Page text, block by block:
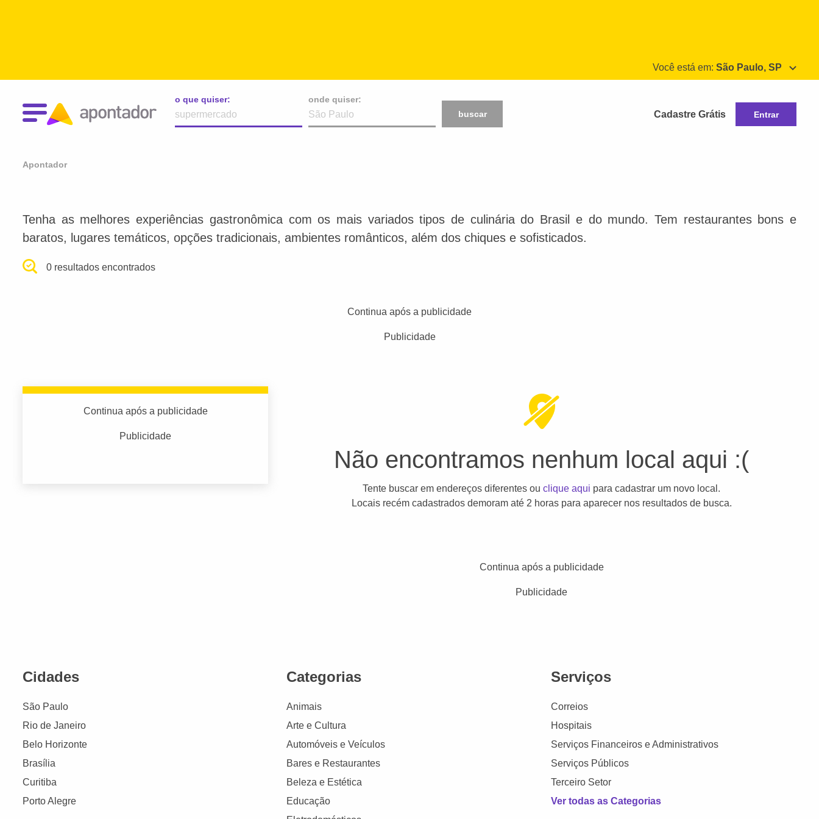
Você está em: São Paulo, SP
o que quiser:
onde quiser:
buscar
Cadastre Grátis Entrar
Apontador
Tenha as melhores experiências gastronômica com os mais variados tipos de culinária do Brasil e do mundo. Tem restaurantes bons e
baratos, lugares temáticos, opções tradicionais, ambientes românticos, além dos chiques e sofisticados.
0 resultados encontrados
Continua após a publicidade
Publicidade
Continua após a publicidade
Publicidade
Não encontramos nenhum local aqui :(
Tente buscar em endereços diferentes ouclique aqui para cadastrar um novo local.
Locais recém cadastrados demoram até 2 horas para aparecer nos resultados de busca.
Continua após a publicidade
Publicidade
Cidades
São Paulo
Rio de Janeiro
Belo Horizonte
Brasília
Curitiba
Porto Alegre
Categorias
Animais
Arte e Cultura
Automóveis e Veículos
Bares e Restaurantes
Beleza e Estética
Educação
Serviços
Correios
Hospitais
Serviços Financeiros e Administrativos
Serviços Públicos
Terceiro Setor
Ver todas as Categorias